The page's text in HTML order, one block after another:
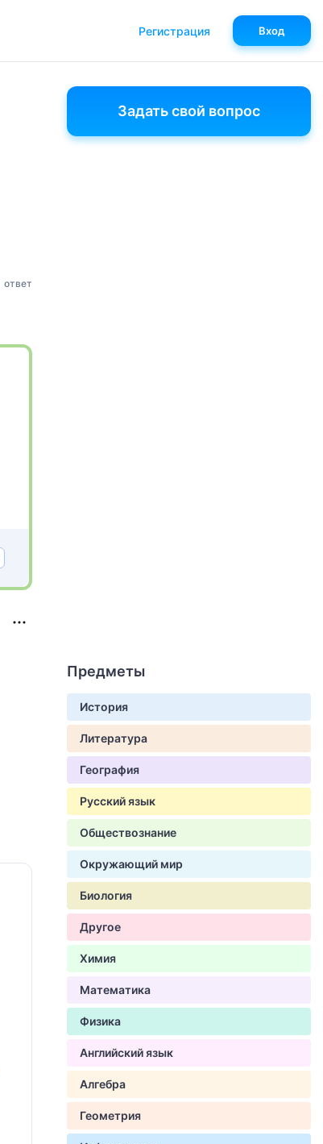
ответ
Задать свой вопрос
Предметы
История
Литература
География
Русский язык
Обществознание
Окружающий мир
Биология
Другое
Химия
Математика
Физика
Английский язык
Алгебра
Геометрия
Регистрация Вход